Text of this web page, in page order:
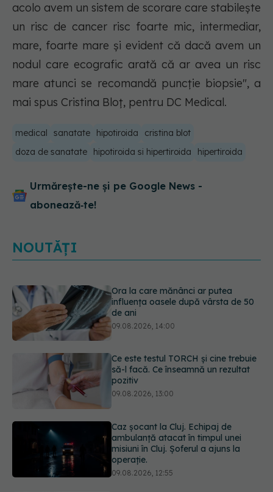
acolo avem un sistem de scorare care stabilește
un risc de cancer risc foarte mic, intermediar,
mare, foarte mare și evident că dacă avem un
nodul care ecografic arată că ar avea un risc
mare atunci se recomandă puncție biopsie", a
mai spus Cristina Bloț, pentru DC Medical.
medical sanatate hipotiroida
cristina blot
doza de sanatate
hipotiroida si hipertiroida hipertiroida
Urmărește-ne și pe Google News -
abonează‑te!
NOUTĂȚI
Ora la care mănânci ar putea
influența oasele după vârsta de 50
de ani
09.08.2026, 14:00
Ce este testul TORCH și cine trebuie
să-l facă. Ce înseamnă un rezultat
pozitiv
09.08.2026, 13:00
Caz șocant la Cluj. Echipaj de
ambulanță atacat în timpul unei
misiuni în Cluj. Șoferul a ajuns la
operație.
09.08.2026, 12:55